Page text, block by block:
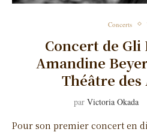
Concerts
Concert de
Amandine
Théâtre des
par Victoria Okada
Pour son premier concert en